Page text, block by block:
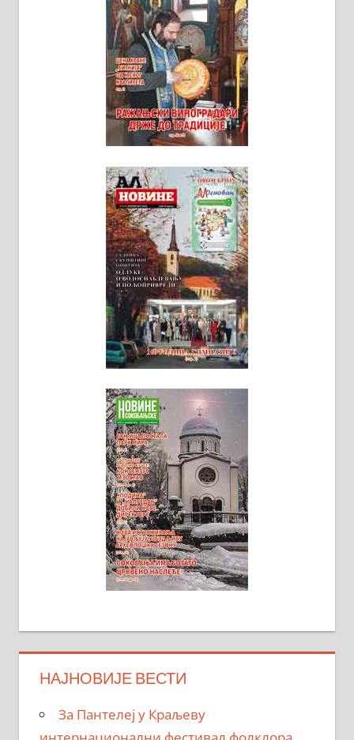
НАЈНОВИЈЕ ВЕСТИ
За Пантелеј у Краљеву